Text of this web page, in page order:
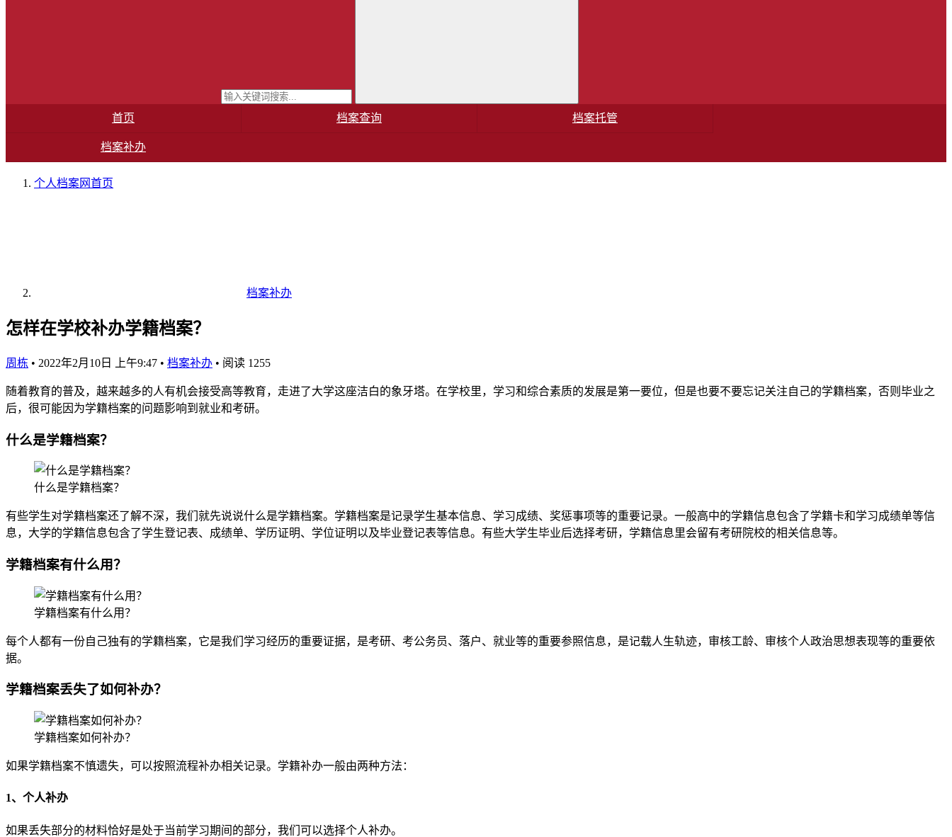
首页 档案查询 档案托管
档案补办
个人档案网首页
档案补办
怎样在学校补办学籍档案？
周栋 • 2022年2月10日 上午9:47 • 档案补办 • 阅读 1255
随着教育的普及，越来越多的人有机会接受高等教育，走进了大学这座洁白的象牙塔。在学校里，学习和综合素质的发展是第一要位，但是也要不要忘记关注自己的学籍档案，否则毕业之
后，很可能因为学籍档案的问题影响到就业和考研。
什么是学籍档案？
什么是学籍档案？
有些学生对学籍档案还了解不深，我们就先说说什么是学籍档案。学籍档案是记录学生基本信息、学习成绩、奖惩事项等的重要记录。一般高中的学籍信息包含了学籍卡和学习成绩单等信
息，大学的学籍信息包含了学生登记表、成绩单、学历证明、学位证明以及毕业登记表等信息。有些大学生毕业后选择考研，学籍信息里会留有考研院校的相关信息等。
学籍档案有什么用？
学籍档案有什么用？
每个人都有一份自己独有的学籍档案，它是我们学习经历的重要证据，是考研、考公务员、落户、就业等的重要参照信息，是记载人生轨迹，审核工龄、审核个人政治思想表现等的重要依
据。
学籍档案丢失了如何补办？
学籍档案如何补办？
如果学籍档案不慎遗失，可以按照流程补办相关记录。学籍补办一般由两种方法：
1、个人补办
如果丢失部分的材料恰好是处于当前学习期间的部分，我们可以选择个人补办。